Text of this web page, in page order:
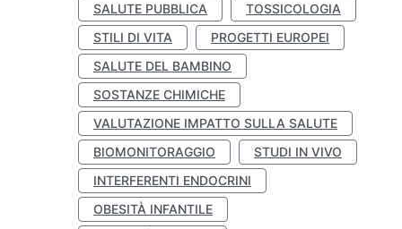
SALUTE PUBBLICA
TOSSICOLOGIA
STILI DI VITA
PROGETTI EUROPEI
SALUTE DEL BAMBINO
SOSTANZE CHIMICHE
VALUTAZIONE IMPATTO SULLA SALUTE
BIOMONITORAGGIO
STUDI IN VIVO
INTERFERENTI ENDOCRINI
OBESITÀ INFANTILE